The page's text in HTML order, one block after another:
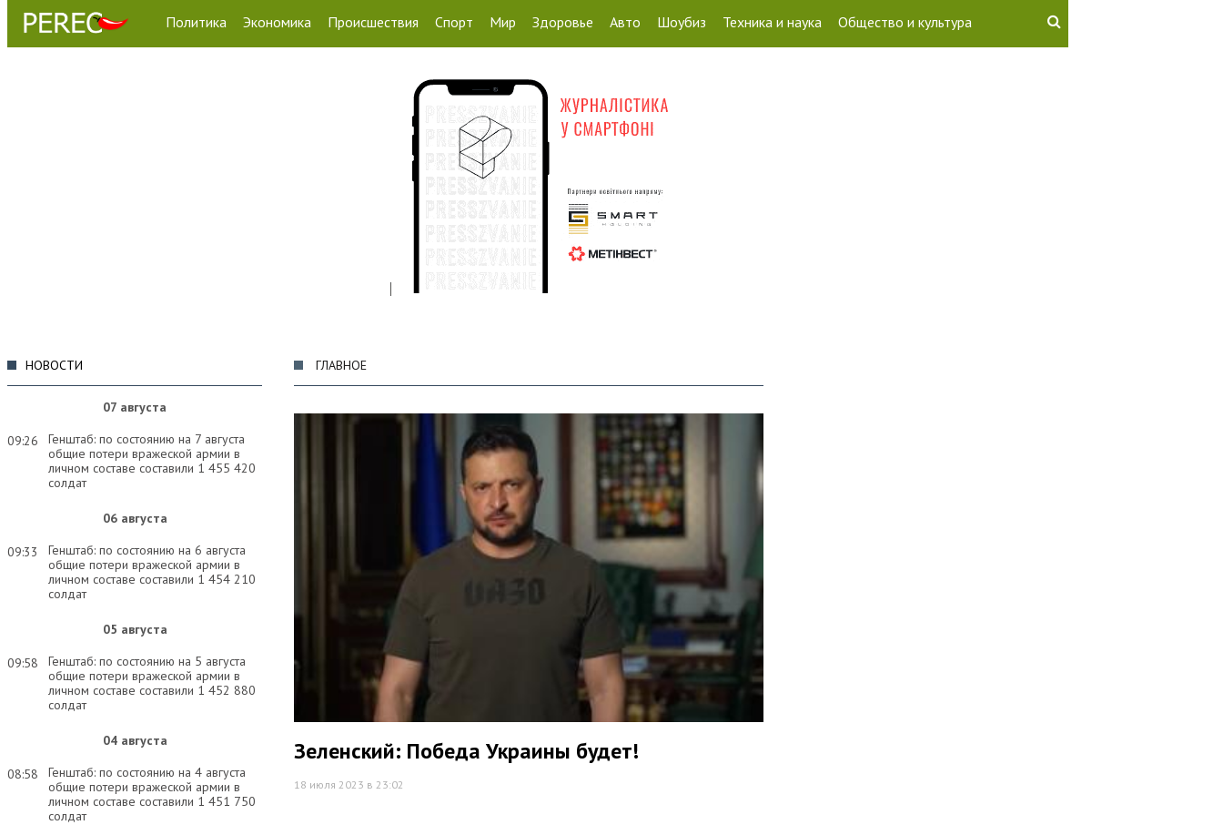
Политика Экономика Происшествия Спорт Мир Здоровье Авто Шоубиз Техника и наука Общество и культура
НОВОСТИ
07 августа
09:26
Генштаб: по состоянию на 7 августа
общие потери вражеской армии в
личном составе составили 1 455 420
солдат
06 августа
09:33
Генштаб: по состоянию на 6 августа
общие потери вражеской армии в
личном составе составили 1 454 210
солдат
05 августа
09:58
Генштаб: по состоянию на 5 августа
общие потери вражеской армии в
личном составе составили 1 452 880
солдат
04 августа
08:58
Генштаб: по состоянию на 4 августа
общие потери вражеской армии в
личном составе составили 1 451 750
солдат
ГЛАВНОЕ
Зеленский: Победа Украины будет!
18 июля 2023 в 23:02